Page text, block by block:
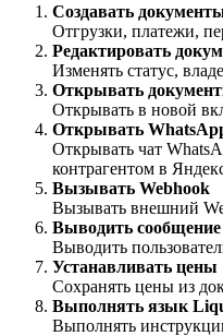
Создавать
Отгрузки, платежи,
Редактировать
Изменять статус,
Открывать
Открывать в новой
Открывать
Открывать чат
контрагентом в
Вызывать Webhook
Вызывать внешний
Выводить сообщение
Выводить
Устанавливать цены
Сохранять цены из
Выполнять язык
Выполнять